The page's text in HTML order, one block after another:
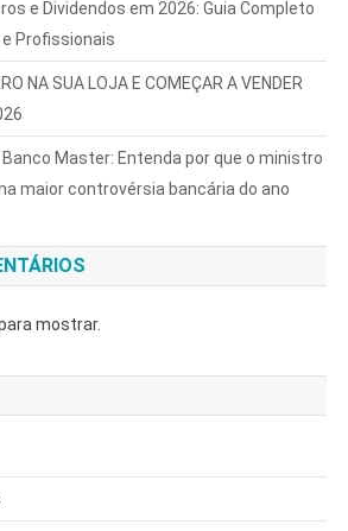
e Dividendos em 2026: Guia Completo
Profissionais
NA SUA LOJA E COMEÇAR A VENDER
Master: Entenda por que o ministro
maior controvérsia bancária do ano
mostrar.